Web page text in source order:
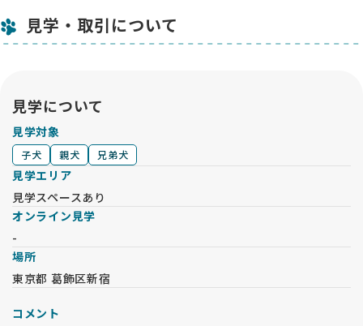
見学・取引について
見学について
見学対象
子犬 親犬 兄弟犬
見学エリア
見学スペースあり
オンライン見学
-
場所
東京都 葛飾区新宿
コメント